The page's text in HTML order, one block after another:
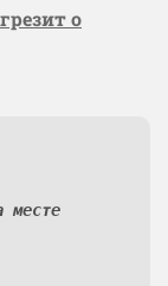
о
месте